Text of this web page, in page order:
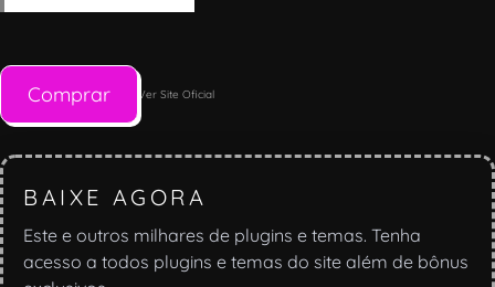
Comprar Ver Site Oficial
BAIXE AGORA
Este e outros milhares de plugins e temas. Tenha
acesso a todos plugins e temas do site além de bônus